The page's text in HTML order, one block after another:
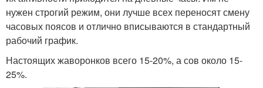
нужен строгий режим, они лучше всех переносят смену
часовых поясов и отлично вписываются в стандартный
рабочий график.
Настоящих жаворонков всего 15-20%, а сов около 15-
25%.